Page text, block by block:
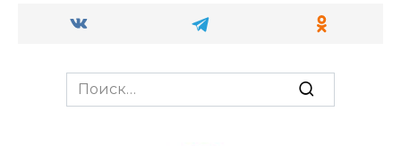
Search
for: